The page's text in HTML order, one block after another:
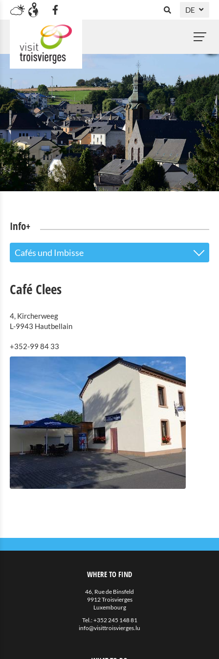
DE
FR
EN
Info+
Cafés und Imbisse
Sehenswürdigkeiten
Naturpark Our
Mobilität in Troisvierges
Fahrrad Vermietung
Indoor Aktivitäten
Eat & Sleep
Restaurants
Cafés und Imbisse
Agenda
Café Clees
4, Kircherweeg
L-9943 Hautbellain
+352-99 84 33
WHERE TO FIND
46, Rue de Binsfeld
9912 Troisvierges
Luxembourg
Tel.:+352 245 148 81
info@visittroisvierges.lu